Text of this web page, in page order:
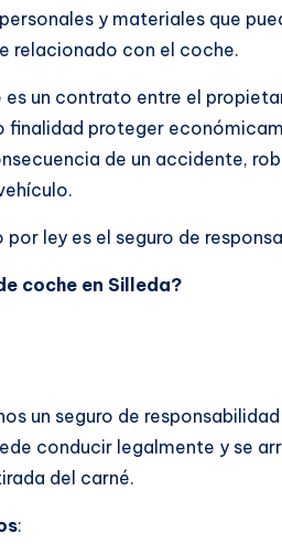
y materiales que
relacionado con el coche.
es un contrato entre el
finalidad proteger
de un accidente,
ley es el seguro de
coche en Silleda?
un seguro de
conducir legalmente y se
del carné.
: